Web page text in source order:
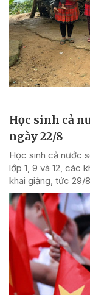
Học sinh cả
ngày 22/8
Học sinh cả nước
lớp 1, 9 và 12, các
khai giảng, tức 29/